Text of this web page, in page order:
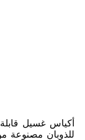
أكياس غسيل